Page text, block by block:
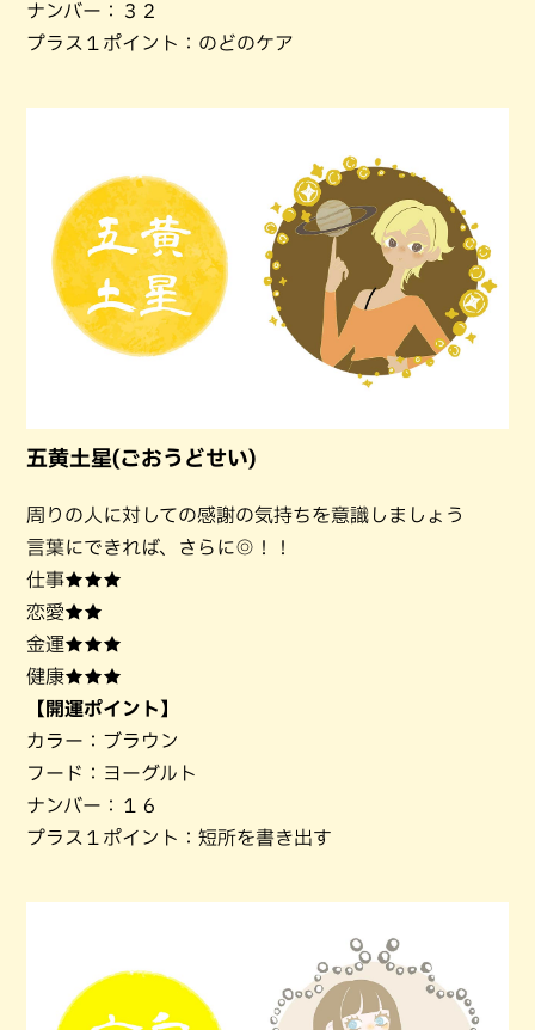
ナンバー：３２
プラス１ポイント：のどのケア
五黄土星(ごおうどせい)
周りの人に対しての感謝の気持ちを意識しましょう
言葉にできれば、さらに◎！！
仕事★★★
恋愛★★
金運★★★
健康★★★
【開運ポイント】
カラー：ブラウン
フード：ヨーグルト
ナンバー：１６
プラス１ポイント：短所を書き出す